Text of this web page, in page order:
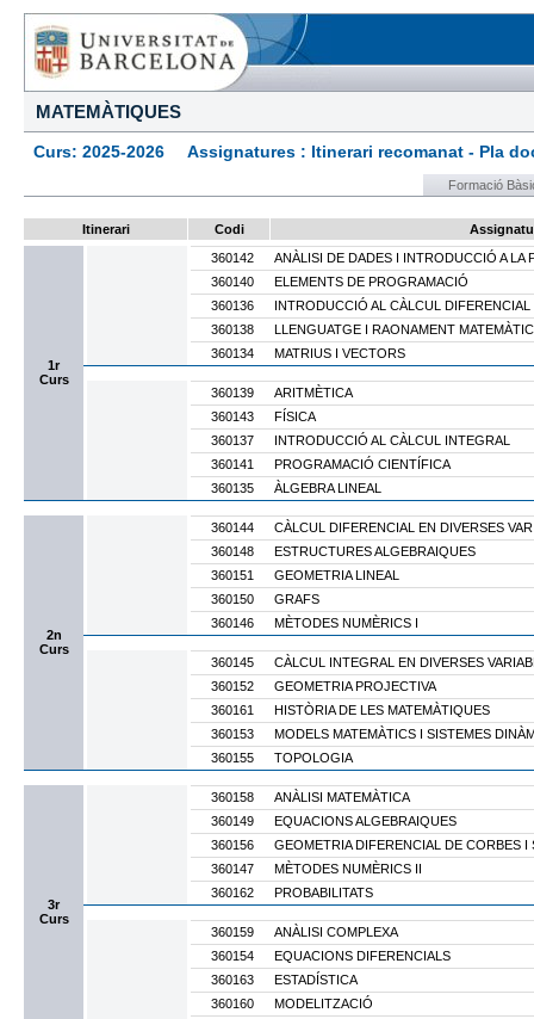
MATEMÀTIQUES
Curs: 2025-2026 Assignatures : Itinerari recomanat - Pla
Formació
Itinerari Codi
1r
Curs
360142
ANÀLISI DE DADES I INTRODUCCIÓ A LA
360140
ELEMENTS DE PROGRAMACIÓ
360136
INTRODUCCIÓ AL CÀLCUL DIFERENCIAL
360138
LLENGUATGE I RAONAMENT MATEMÀTIC
360134
MATRIUS I VECTORS
360139
ARITMÈTICA
360143
FÍSICA
360137
INTRODUCCIÓ AL CÀLCUL INTEGRAL
360141
PROGRAMACIÓ CIENTÍFICA
360135
ÀLGEBRA LINEAL
2n
Curs
360144
CÀLCUL DIFERENCIAL EN DIVERSES
360148
ESTRUCTURES ALGEBRAIQUES
360151
GEOMETRIA LINEAL
360150
GRAFS
360146
MÈTODES NUMÈRICS I
360145
CÀLCUL INTEGRAL EN DIVERSES
360152
GEOMETRIA PROJECTIVA
360161
HISTÒRIA DE LES MATEMÀTIQUES
360153
MODELS MATEMÀTICS I SISTEMES
360155
TOPOLOGIA
3r
Curs
360158
ANÀLISI MATEMÀTICA
360149
EQUACIONS ALGEBRAIQUES
360156
GEOMETRIA DIFERENCIAL DE CORBES I
360147
MÈTODES NUMÈRICS II
360162
PROBABILITATS
360159
ANÀLISI COMPLEXA
360154
EQUACIONS DIFERENCIALS
360163
ESTADÍSTICA
360160
MODELITZACIÓ